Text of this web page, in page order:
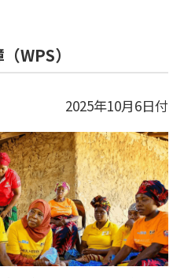
WPS）
2025年10月6日付